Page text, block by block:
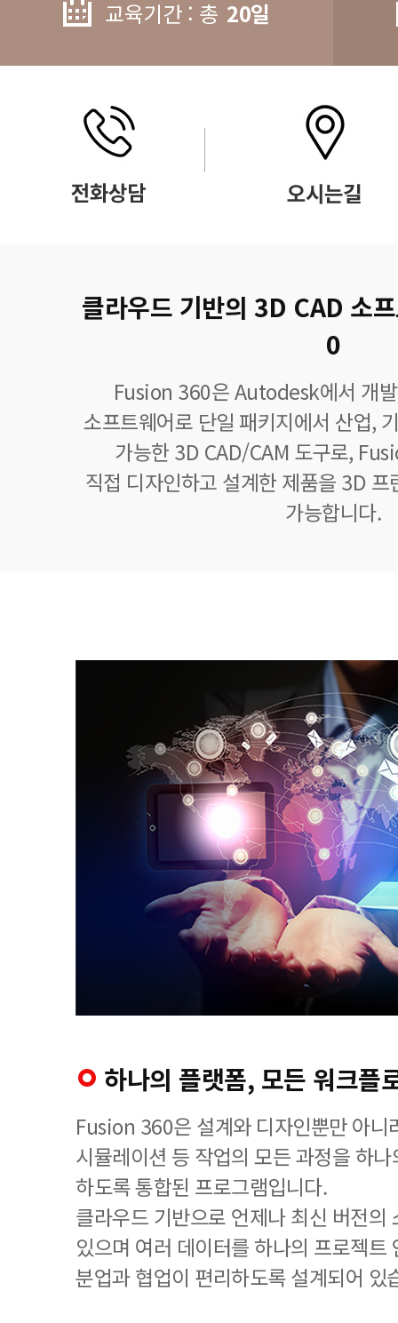
교육기간 : 총 20일
클라우드 기반의 3D CAD 소
0
Fusion 360은 Autodesk에서 개
소프트웨어로 단일 패키지에서 산업,
가능한 3D CAD/CAM 도구로,
직접 디자인하고 설계한 제품을 3D
가능합니다.
하나의 플랫폼, 모든 워크플
Fusion 360은 설계와 디자인뿐만 아니
시뮬레이션 등 작업의 모든 과정을 하
하도록 통합된 프로그램입니다.
클라우드 기반으로 언제나 최신 버전의
있으며 여러 데이터를 하나의 프로젝트
분업과 협업이 편리하도록 설계되어 있